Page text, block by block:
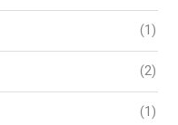
(1)
(2)
(1)